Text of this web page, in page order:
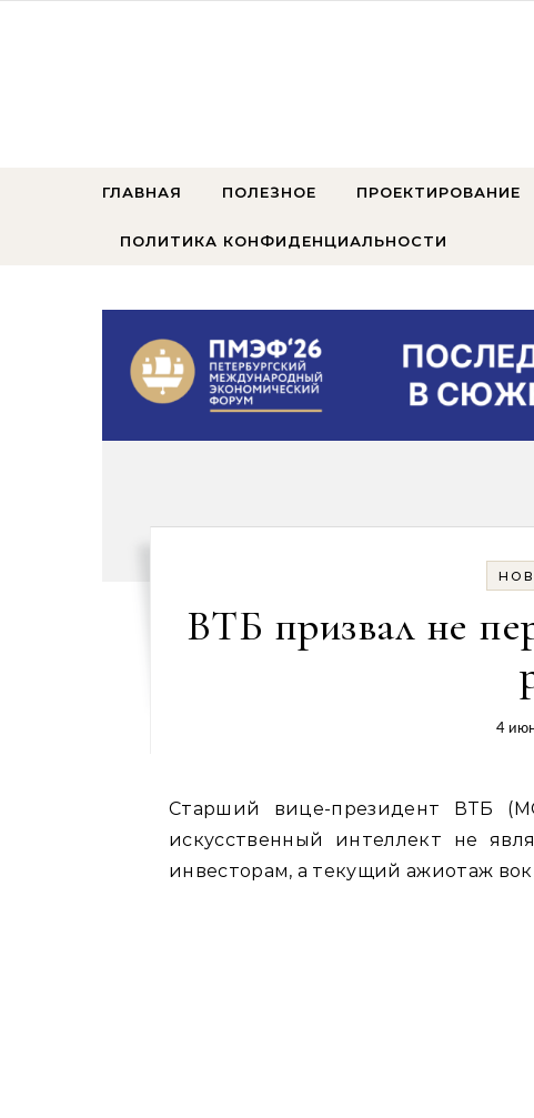
ГЛАВНАЯ ПОЛЕЗНОЕ ПРОЕКТИРОВАНИЕ
ПОЛИТИКА КОНФИДЕНЦИАЛЬНОСТИ
ВТБ призвал не
4
Старший вице-президент ВТБ
искусственный интеллект не
инвесторам, а текущий ажиотаж